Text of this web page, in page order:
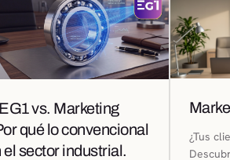
vs. Marketing
qué lo convencional
el sector industrial.
¿Tus